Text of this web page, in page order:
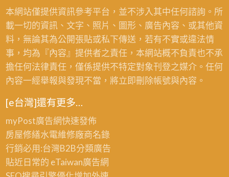
本網站僅提供資訊參考平台，並不涉入其中任何諮詢。所
載一切的資訊、文字、照片、圖形、廣告內容、或其他資
料，無論其為公開張貼或私下傳送，若有不實或違法情
事，均為『內容』提供者之責任，本網站概不負責也不承
擔任何法律責任，僅係提供不特定對象刊登之媒介。任何
內容一經舉報與發現不當，將立即刪除帳號與內容。
[e台灣]還有更多…
myPost廣告網快速發佈
房屋修繕水電維修廠商名錄
行銷必用:台灣B2B分類廣告
貼近日常的 eTaiwan廣告網